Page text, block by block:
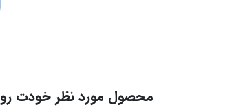
محصول مورد نظر خودت